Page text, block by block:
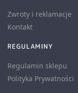
Zwroty i reklamacje
Kontakt
REGULAMINY
Regulamin sklepu
Polityka Prywatności